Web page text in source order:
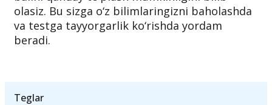
olasiz. Bu sizga o‘z bilimlaringizni baholashda
va testga tayyorgarlik ko‘rishda yordam
beradi.
Teglar